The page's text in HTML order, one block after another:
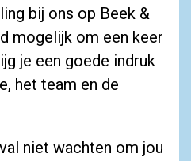
bij ons op Beek &
mogelijk om een keer
je een goede indruk
het team en de
niet wachten om jou